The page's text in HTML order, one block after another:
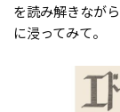
を読み解きなが
に浸ってみて。